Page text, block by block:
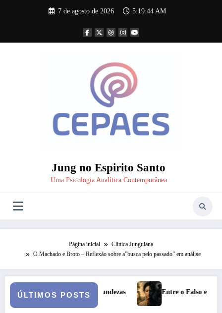
7 de agosto de 2026 5:19:45 AM
Jung no Espirito Santo
Uma Psicologia Analítica Contemporânea
Página inicial
Clinica Junguiana
O Machado e Broto – Reflexão sobre a”busca pelo passado” em análise
ÚLTIMOS POSTS
Entre o Falso e o Não Vivido: trauma, simbolização e cisão